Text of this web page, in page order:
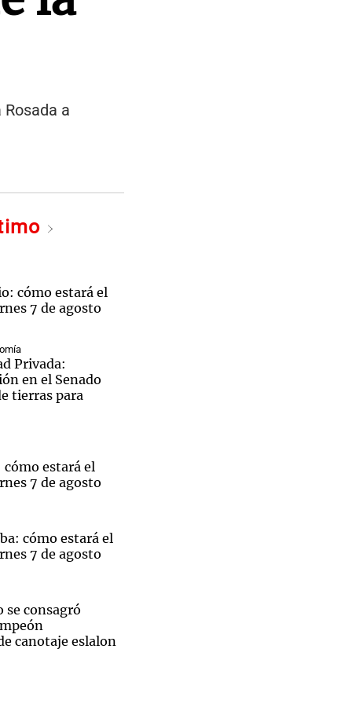
a
cómo estará el
7 de agosto
Privada:
en el Senado
tierras para
cómo estará el
7 de agosto
cómo estará el
7 de agosto
se consagró
canotaje eslalon